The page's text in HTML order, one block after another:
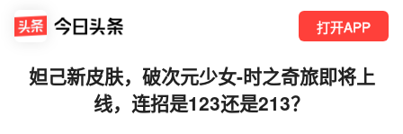
打开APP
妲己新皮肤，破次元少女-时之奇旅即将上
线，连招是123还是213？